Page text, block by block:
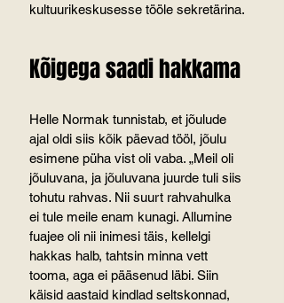
kultuurikeskusesse tööle sekretärina.
Kõigega saadi hakkama
Helle Normak tunnistab, et jõulude
ajal oldi siis kõik päevad tööl, jõulu
esimene püha vist oli vaba. „Meil oli
jõuluvana, ja jõuluvana juurde tuli siis
tohutu rahvas. Nii suurt rahvahulka
ei tule meile enam kunagi. Allumine
fuajee oli nii inimesi täis, kellelgi
hakkas halb, tahtsin minna vett
tooma, aga ei pääsenud läbi. Siin
käisid aastaid kindlad seltskonnad,